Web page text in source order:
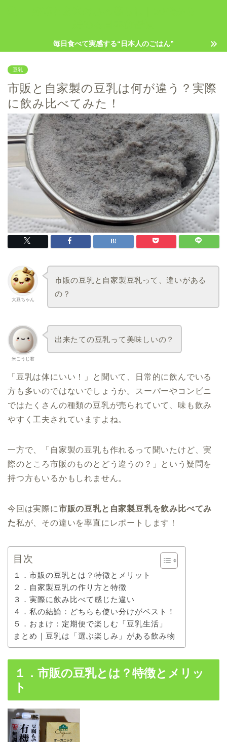
毎日食べて実感する“日本人のごはん”
豆乳
市販と自家製の豆乳は何が違う？実際
に飲み比べてみた！
大豆ちゃん
市販の豆乳と自家製豆乳って、違いがある
の？
米こうじ君
出来たての豆乳って美味しいの？
「豆乳は体にいい！」と聞いて、日常的に飲んでいる
方も多いのではないでしょうか。スーパーやコンビニ
ではたくさんの種類の豆乳が売られていて、味も飲み
やすく工夫されていますよね。
一方で、「自家製の豆乳も作れるって聞いたけど、実
際のところ市販のものとどう違うの？」という疑問を
持つ方もいるかもしれません。
今回は実際に市販の豆乳と自家製豆乳を飲み比べてみ
た私が、その違いを率直にレポートします！
目次
１．市販の豆乳とは？特徴とメリット
２．自家製豆乳の作り方と特徴
３．実際に飲み比べて感じた違い
４．私の結論：どちらも使い分けがベスト！
５．おまけ：定期便で楽しむ「豆乳生活」
まとめ｜豆乳は「選ぶ楽しみ」がある飲み物
１．市販の豆乳とは？特徴とメリッ
ト